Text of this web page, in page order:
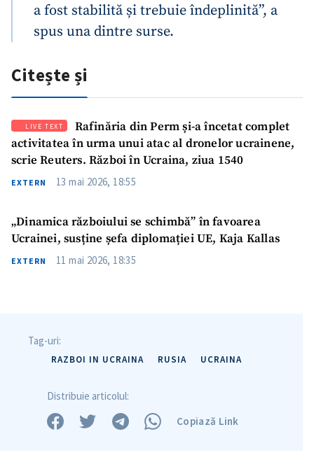
a fost stabilită și trebuie îndeplinită”, a
spus una dintre surse.
Citește și
LIVE TEXT
Rafinăria din Perm și-a încetat complet
activitatea în urma unui atac al dronelor ucrainene,
scrie Reuters. Război în Ucraina, ziua 1540
EXTERN 13 mai 2026, 18:55
„Dinamica războiului se schimbă” în favoarea
Ucrainei, susține șefa diplomației UE, Kaja Kallas
EXTERN 11 mai 2026, 18:35
Tag-uri:
RAZBOI IN UCRAINA RUSIA UCRAINA
Distribuie articolul:
Copiază Link